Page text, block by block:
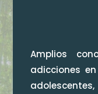
Amplios
adicciones